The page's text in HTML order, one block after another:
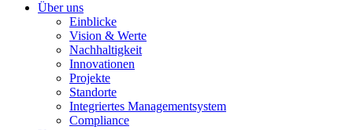
Über uns
Einblicke
Vision & Werte
Nachhaltigkeit
Innovationen
Projekte
Standorte
Integriertes Managementsystem
Compliance